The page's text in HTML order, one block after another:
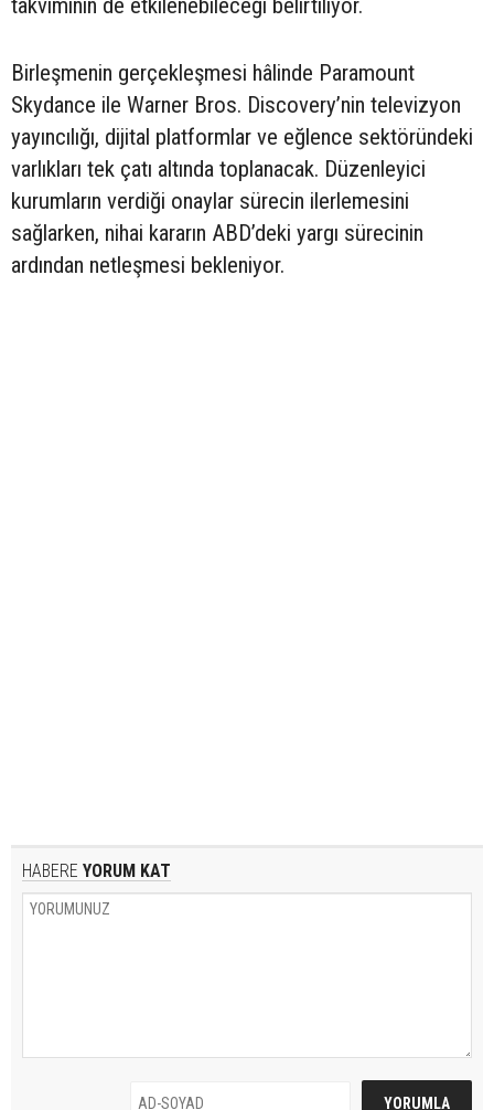
takviminin de etkilenebileceği belirtiliyor.
Birleşmenin gerçekleşmesi hâlinde Paramount
Skydance ile Warner Bros. Discovery’nin televizyon
yayıncılığı, dijital platformlar ve eğlence sektöründeki
varlıkları tek çatı altında toplanacak. Düzenleyici
kurumların verdiği onaylar sürecin ilerlemesini
sağlarken, nihai kararın ABD’deki yargı sürecinin
ardından netleşmesi bekleniyor.
HABERE YORUM KAT